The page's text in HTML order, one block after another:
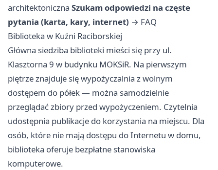
architektoniczna Szukam odpowiedzi na częste
pytania (karta, kary, internet) → FAQ
Biblioteka w Kuźni Raciborskiej
Główna siedziba biblioteki mieści się przy ul.
Klasztorna 9 w budynku MOKSiR. Na pierwszym
piętrze znajduje się wypożyczalnia z wolnym
dostępem do półek — można samodzielnie
przeglądać zbiory przed wypożyczeniem. Czytelnia
udostępnia publikacje do korzystania na miejscu. Dla
osób, które nie mają dostępu do Internetu w domu,
biblioteka oferuje bezpłatne stanowiska
komputerowe.